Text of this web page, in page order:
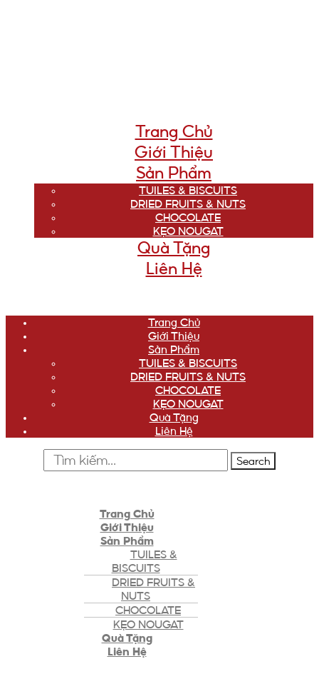
Trang Chủ
Giới Thiệu
Sản Phẩm
TUILES & BISCUITS
DRIED FRUITS & NUTS
CHOCOLATE
KẸO NOUGAT
Quà Tặng
Liên Hệ
Trang Chủ
Giới Thiệu
Sản Phẩm
TUILES & BISCUITS
DRIED FRUITS & NUTS
CHOCOLATE
KẸO NOUGAT
Quà Tặng
Liên Hệ
Search
Trang Chủ
Giới Thiệu
Sản Phẩm
TUILES &
BISCUITS
DRIED FRUITS &
NUTS
CHOCOLATE
KẸO NOUGAT
Quà Tặng
Liên Hệ